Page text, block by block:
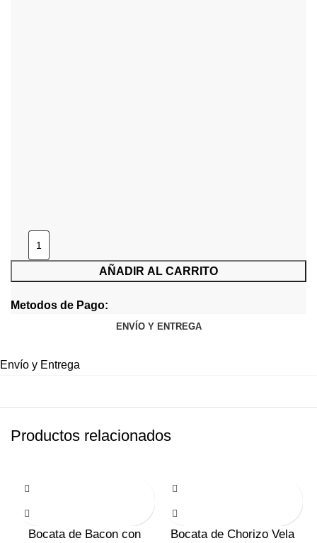
AÑADIR AL CARRITO
Metodos de Pago:
ENVÍO Y ENTREGA
Envío y Entrega
Productos relacionados
Bocata de Bacon con
Bocata de Chorizo Vela